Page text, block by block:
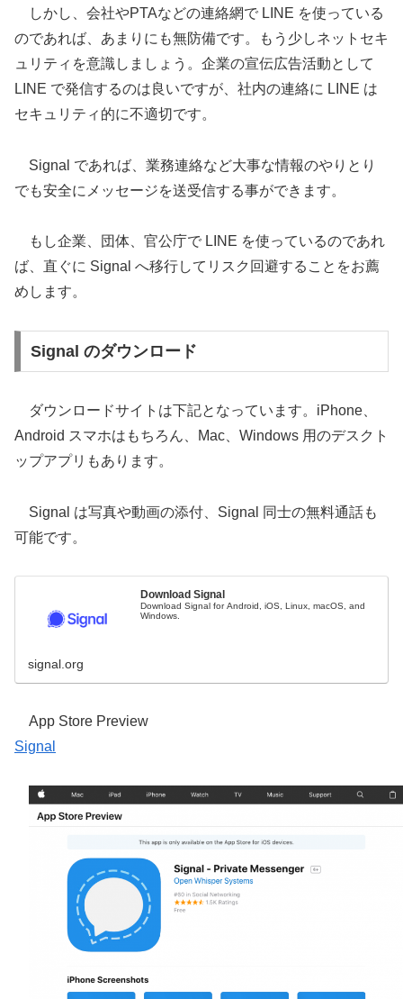
しかし、会社やPTAなどの連絡網で LINE を使っている
のであれば、あまりにも無防備です。もう少しネットセキ
ュリティを意識しましょう。企業の宣伝広告活動として
LINE で発信するのは良いですが、社内の連絡に LINE は
セキュリティ的に不適切です。
Signal であれば、業務連絡など大事な情報のやりとり
でも安全にメッセージを送受信する事ができます。
もし企業、団体、官公庁で LINE を使っているのであれ
ば、直ぐに Signal へ移行してリスク回避することをお薦
めします。
Signal のダウンロード
ダウンロードサイトは下記となっています。iPhone、
Android スマホはもちろん、Mac、Windows 用のデスクト
ップアプリもあります。
Signal は写真や動画の添付、Signal 同士の無料通話も
可能です。
Download Signal
Download Signal for Android, iOS, Linux, macOS, and
Windows.
signal.org
App Store Preview
Signal